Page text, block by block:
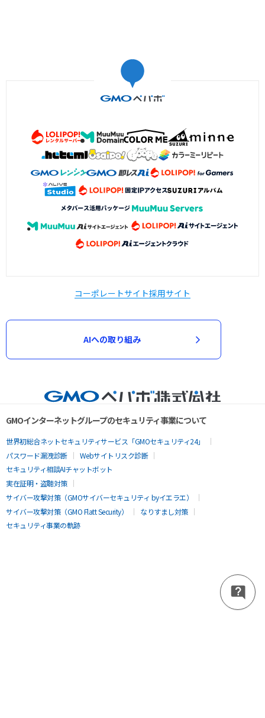
コーポレートサイト採用サイト
AIへの取り組み
GMOインターネットグループのセキュリティ事業について
世界初総合ネットセキュリティサービス「GMOセキュリティ24」
パスワード漏洩診断
Webサイトリスク診断
セキュリティ相談AIチャットボット
実在証明・盗聴対策
サイバー攻撃対策（GMOサイバーセキュリティ byイエラエ）
サイバー攻撃対策（GMO Flatt Security）
なりすまし対策
セキュリティ事業の軌跡